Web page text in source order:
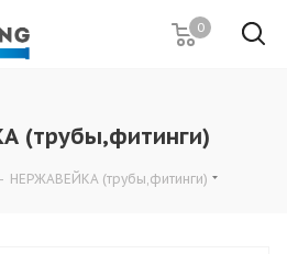
0
(трубы,фитинги)
- НЕРЖАВЕЙКА (трубы,фитинги)